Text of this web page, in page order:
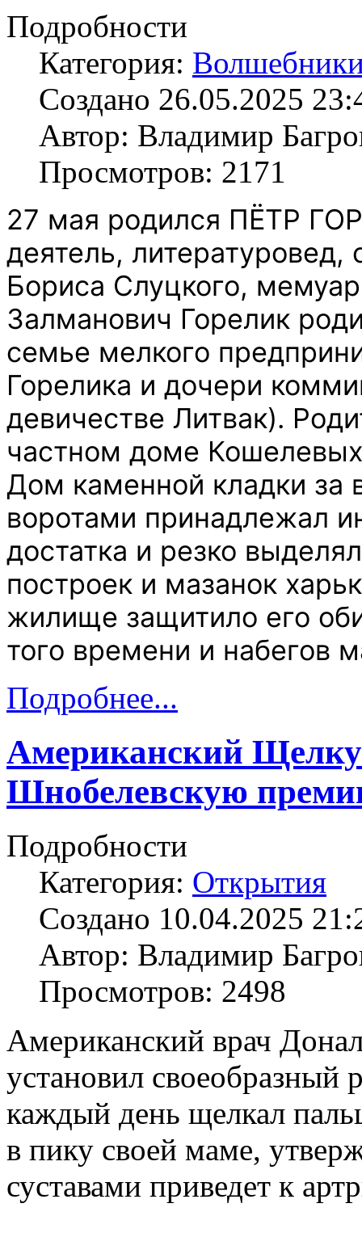
Подробности
Категория:
Создано 26.05.2025
Автор: Владимир
Просмотров: 2171
27 мая родился ПЁТР
деятель, литературовед,
Бориса Слуцкого,
Залманович Горелик
семье мелкого
Горелика и дочери
девичестве Литвак).
частном доме
Дом каменной кладки
воротами принадлежал
достатка и резко
построек и мазанок
жилище защитило его
того времени и набегов
Подробнее...
Американский
Шнобелевскую
Подробности
Категория: Открытия
Создано 10.04.2025
Автор: Владимир
Просмотров: 2498
Американский врач
установил своеобразный
каждый день щелкал
в пику своей маме,
суставами приведет к